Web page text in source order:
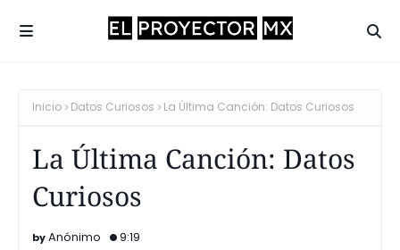
Inicio Datos Curiosos La Última Canción: Datos Curiosos
La Última Canción: Datos
Curiosos
Anónimo 9:19